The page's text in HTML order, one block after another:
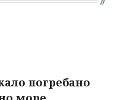
погребано